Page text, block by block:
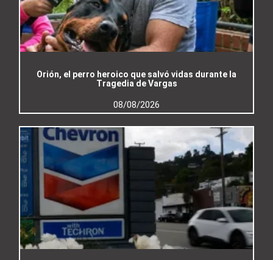
Orión, el perro heroico que salvó vidas durante la
Tragedia de Vargas
08/08/2026